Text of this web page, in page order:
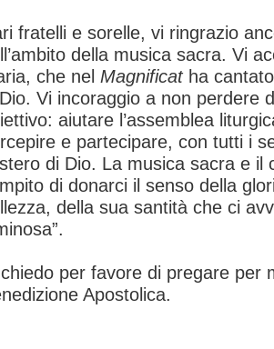
fratelli e sorelle, vi ringrazio
della musica sacra. Vi
che nel Magnificatha
Vi incoraggio a non perdere
aiutare l’assemblea
e partecipare, con tutti i
di Dio. La musica sacra e il
di donarci il senso della
della sua santità che ci
per favore di pregare per
Apostolica.